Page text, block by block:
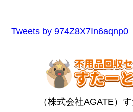
Tweets by 974Z8X7In6aqnp0
（株式会社AGATE）